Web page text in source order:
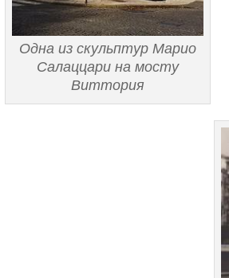
Одна из скульптур Марио
Салаццари на мосту
Виттория